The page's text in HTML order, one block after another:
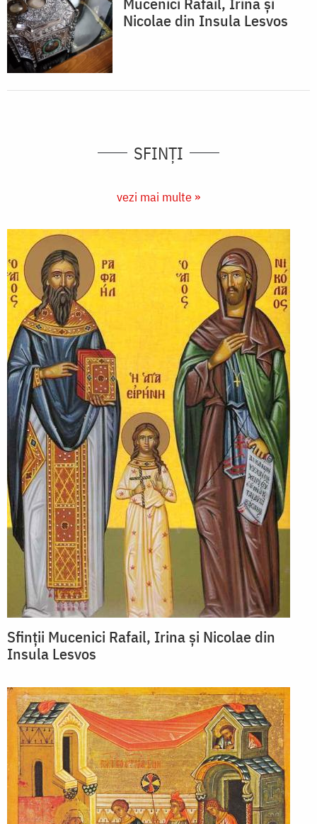
Nicolae din Insula Lesvos
SFINȚI
vezi mai multe »
Sfinții Mucenici Rafail, Irina și Nicolae din
Insula Lesvos